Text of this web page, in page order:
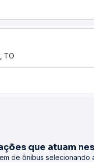
TO
que atuam
de ônibus selecionando